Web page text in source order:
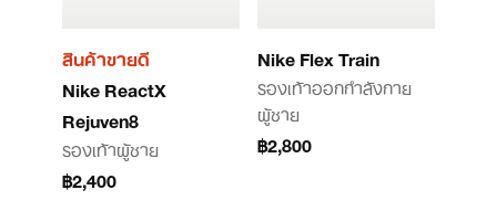
สินค้าขายดี
Nike ReactX
Rejuven8
รองเท้าผู้ชาย
฿2,400
Nike Flex Train
รองเท้าออกกำลังกาย
ผู้ชาย
฿2,800